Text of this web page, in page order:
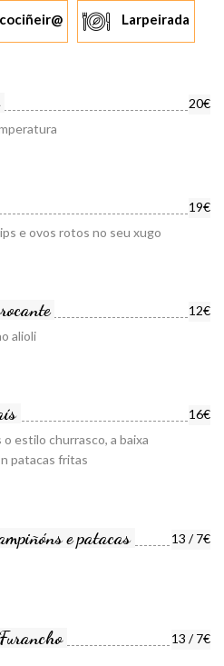
Larpeirada
20€
19€
e ovos rotos no seu xugo
12€
alioli
16€
o estilo churrasco, a baixa
patacas fritas
e patacas 13 / 7€
13 / 7€